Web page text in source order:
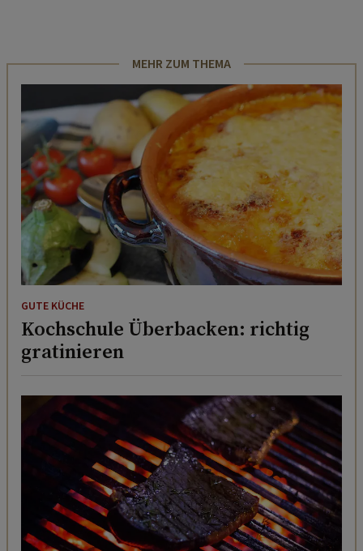
MEHR ZUM THEMA
GUTE KÜCHE
Kochschule Überbacken: richtig
gratinieren